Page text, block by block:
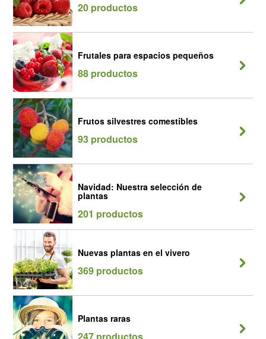
20 productos
Frutales para espacios pequeños
88 productos
Frutos silvestres comestibles
93 productos
Navidad: Nuestra selección de
plantas
201 productos
Nuevas plantas en el vivero
369 productos
Plantas raras